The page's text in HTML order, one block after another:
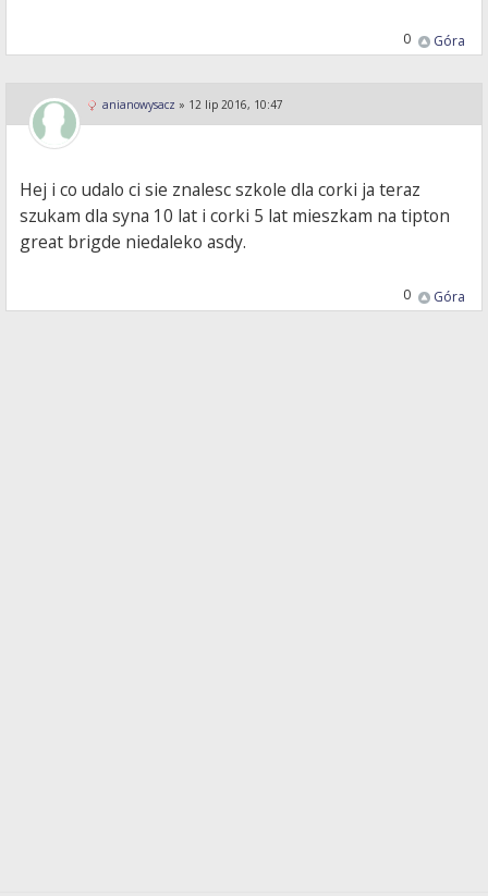
Góra
0
anianowysacz » 12 lip 2016, 10:47
Hej i co udalo ci sie znalesc szkole dla corki ja teraz
szukam dla syna 10 lat i corki 5 lat mieszkam na tipton
great brigde niedaleko asdy.
Góra
0